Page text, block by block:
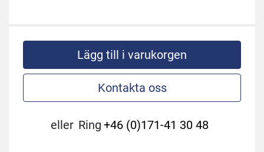
Lägg till i varukorgen
Kontakta oss
eller Ring +46 (0)171-41 30 48